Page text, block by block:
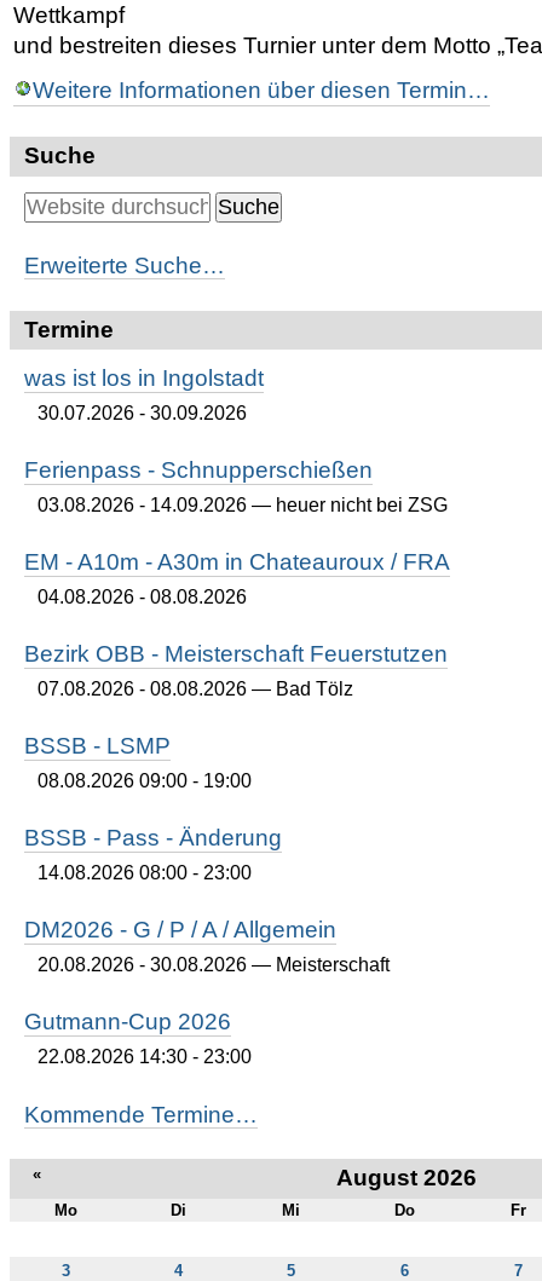
Wettkampf
und bestreiten dieses Turnier unter dem Motto
Weitere Informationen über diesen Termin…
Suche
Erweiterte Suche…
Termine
was ist los in Ingolstadt
30.07.2026 - 30.09.2026
Ferienpass - Schnupperschießen
03.08.2026 - 14.09.2026 — heuer nicht bei ZSG
EM - A10m - A30m in Chateauroux / FRA
04.08.2026 - 08.08.2026
Bezirk OBB - Meisterschaft Feuerstutzen
07.08.2026 - 08.08.2026 — Bad Tölz
BSSB - LSMP
08.08.2026 09:00 - 19:00
BSSB - Pass - Änderung
14.08.2026 08:00 - 23:00
DM2026 - G / P / A / Allgemein
20.08.2026 - 30.08.2026 — Meisterschaft
Gutmann-Cup 2026
22.08.2026 14:30 - 23:00
Kommende Termine…
« August 2026
Mo Di Mi Do Fr
3 4 5 6
7